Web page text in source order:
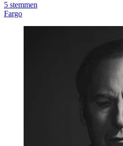
5 stemmen
Fargo